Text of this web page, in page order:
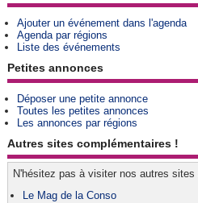
Ajouter un événement dans l'agenda
Agenda par régions
Liste des événements
Petites annonces
Déposer une petite annonce
Toutes les petites annonces
Les annonces par régions
Autres sites complémentaires !
N'hésitez pas à visiter nos autres
Le Mag de la Conso